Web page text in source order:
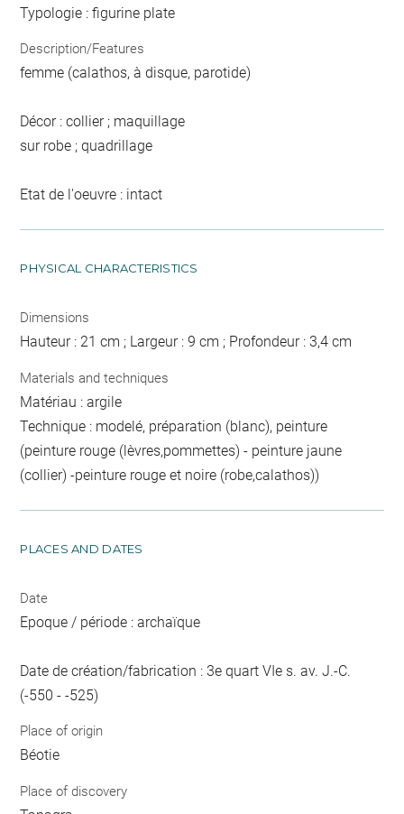
Typologie : figurine plate
Description/Features
femme (calathos, à disque, parotide)
Décor : collier ; maquillage
sur robe ; quadrillage
Etat de l'oeuvre : intact
PHYSICAL CHARACTERISTICS
Dimensions
Hauteur : 21 cm ; Largeur : 9 cm ; Profondeur : 3,4 cm
Materials and techniques
Matériau : argile
Technique : modelé, préparation (blanc), peinture
(peinture rouge (lèvres,pommettes) - peinture jaune
(collier) -peinture rouge et noire (robe,calathos))
PLACES AND DATES
Date
Epoque / période : archaïque
Date de création/fabrication : 3e quart VIe s. av. J.-C.
(-550 - -525)
Place of origin
Béotie
Place of discovery